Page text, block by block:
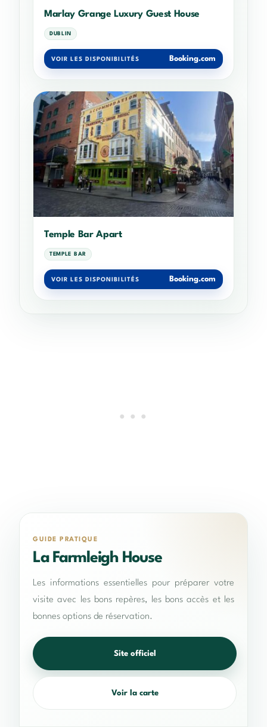
Marlay Grange Luxury Guest House
DUBLIN
VOIR LES DISPONIBILITÉS Booking.com
Temple Bar Apart
TEMPLE BAR
VOIR LES DISPONIBILITÉS Booking.com
GUIDE PRATIQUE
La Farmleigh House
Les informations essentielles pour préparer votre
visite avec les bons repères, les bons accès et les
bonnes options de réservation.
Site officiel
Voir la carte